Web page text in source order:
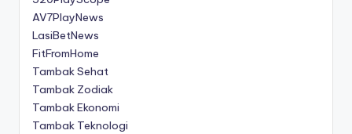
AV7PlayNews
LasiBetNews
FitFromHome
Tambak Sehat
Tambak Zodiak
Tambak Ekonomi
Tambak Teknologi